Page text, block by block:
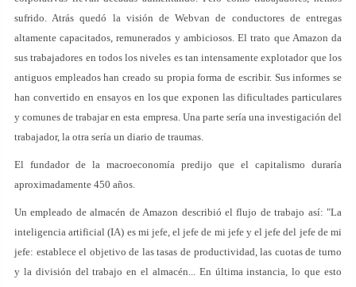
sufrido. Atrás quedó la visión de Webvan de conductores de entregas
altamente capacitados, remunerados y ambiciosos. El trato que Amazon da
sus trabajadores en todos los niveles es tan intensamente explotador que los
antiguos empleados han creado su propia forma de escribir. Sus informes se
han convertido en ensayos en los que exponen las dificultades particulares
y comunes de trabajar en esta empresa. Una parte sería una investigación del
trabajador, la otra sería un diario de traumas.
El fundador de la macroeconomía predijo que el capitalismo duraría
aproximadamente 450 años.
Un empleado de almacén de Amazon describió el flujo de trabajo así: "La
inteligencia artificial (IA) es mi jefe, el jefe de mi jefe y el jefe del jefe de mi
jefe: establece el objetivo de las tasas de productividad, las cuotas de turno
y la división del trabajo en el almacén... En última instancia, lo que esto